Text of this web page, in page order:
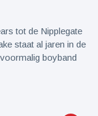
tot de Nipplegate
staat al jaren in de
boyband